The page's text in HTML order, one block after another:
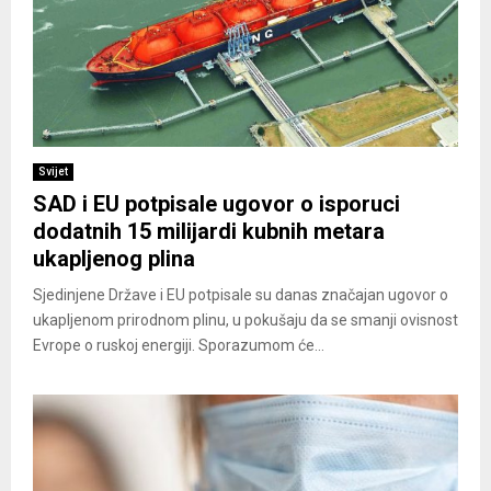
Svijet
SAD i EU potpisale ugovor o isporuci
dodatnih 15 milijardi kubnih metara
ukapljenog plina
Sjedinjene Države i EU potpisale su danas značajan ugovor o
ukapljenom prirodnom plinu, u pokušaju da se smanji ovisnost
Evrope o ruskoj energiji. Sporazumom će...